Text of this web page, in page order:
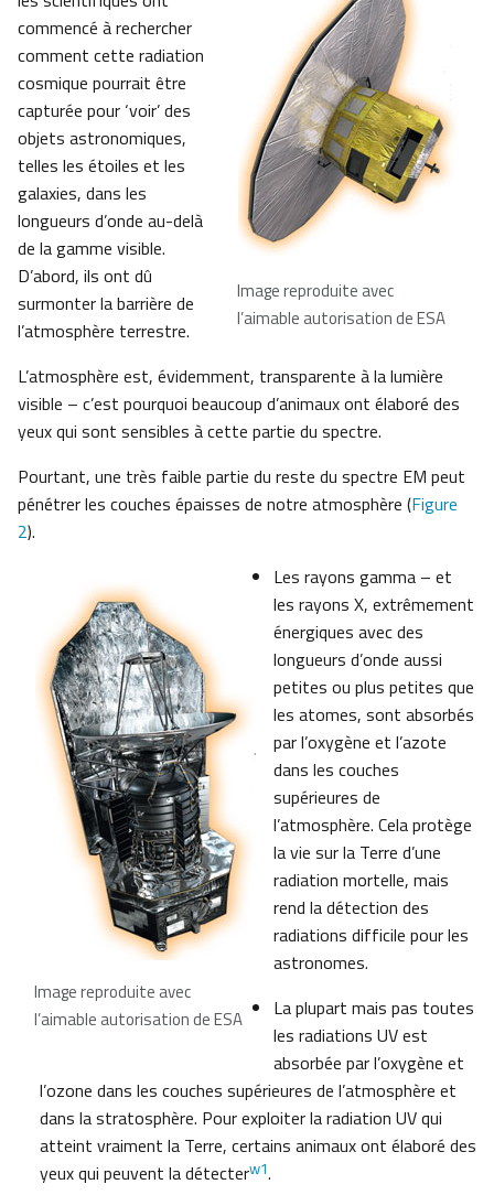
Image reproduite avec
l’aimable autorisation de ESA
commencé à rechercher
comment cette radiation
cosmique pourrait être
capturée pour ‘voir’ des
objets astronomiques,
telles les étoiles et les
galaxies, dans les
longueurs d’onde au-delà
de la gamme visible.
D’abord, ils ont dû
surmonter la barrière de
l’atmosphère terrestre.
L’atmosphère est, évidemment, transparente à la lumière
visible – c’est pourquoi beaucoup d’animaux ont élaboré des
yeux qui sont sensibles à cette partie du spectre.
Pourtant, une très faible partie du reste du spectre EM peut
pénétrer les couches épaisses de notre atmosphère (Figure
2).
Image reproduite avec
l’aimable autorisation de ESA
Les rayons gamma – et
les rayons X, extrêmement
énergiques avec des
longueurs d’onde aussi
petites ou plus petites que
les atomes, sont absorbés
par l’oxygène et l’azote
dans les couches
supérieures de
l’atmosphère. Cela protège
la vie sur la Terre d’une
radiation mortelle, mais
rend la détection des
radiations difficile pour les
astronomes.
La plupart mais pas toutes
les radiations UV est
absorbée par l’oxygène et
l’ozone dans les couches supérieures de l’atmosphère et
dans la stratosphère. Pour exploiter la radiation UV qui
atteint vraiment la Terre, certains animaux ont élaboré des
yeux qui peuvent la détecterw1.